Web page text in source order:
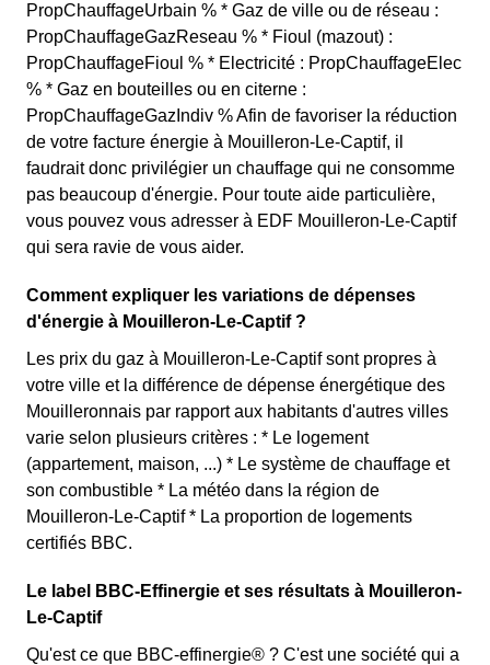
PropChauffageUrbain % * Gaz de ville ou de réseau :
PropChauffageGazReseau % * Fioul (mazout) :
PropChauffageFioul % * Electricité : PropChauffageElec
% * Gaz en bouteilles ou en citerne :
PropChauffageGazIndiv % Afin de favoriser la réduction
de votre facture énergie à Mouilleron-Le-Captif, il
faudrait donc privilégier un chauffage qui ne consomme
pas beaucoup d'énergie. Pour toute aide particulière,
vous pouvez vous adresser à EDF Mouilleron-Le-Captif
qui sera ravie de vous aider.
Comment expliquer les variations de dépenses
d'énergie à Mouilleron-Le-Captif ?
Les prix du gaz à Mouilleron-Le-Captif sont propres à
votre ville et la différence de dépense énergétique des
Mouilleronnais par rapport aux habitants d'autres villes
varie selon plusieurs critères : * Le logement
(appartement, maison, ...) * Le système de chauffage et
son combustible * La météo dans la région de
Mouilleron-Le-Captif * La proportion de logements
certifiés BBC.
Le label BBC-Effinergie et ses résultats à Mouilleron-
Le-Captif
Qu'est ce que BBC-effinergie® ? C'est une société qui a